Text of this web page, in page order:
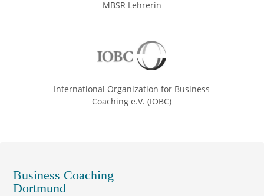
MBSR Lehrerin
International Organization for Business
Coaching e.V. (IOBC)
Business Coaching
Dortmund